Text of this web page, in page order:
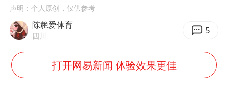
新疆一婚礼线上邀请引热议
上门女婿出轨女邻居多年被判重婚罪
构建更高水平的全民健身公共服务体系
声明：个人原创，仅供参考
陈赩爱体育
四川 5
打开网易新闻 体验效果更佳